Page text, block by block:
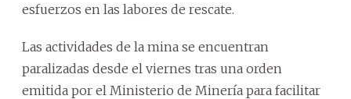
esfuerzos en las labores de rescate.
Las actividades de la mina se encuentran
paralizadas desde el viernes tras una orden
emitida por el Ministerio de Minería para facilitar